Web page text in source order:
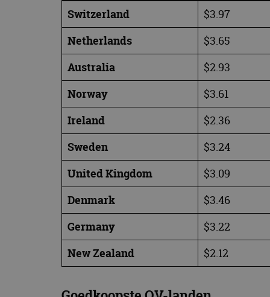
Switzerland
$3.97
Netherlands
$3.65
Australia
$2.93
Norway
$3.61
Ireland
$2.36
Sweden
$3.24
United Kingdom
$3.09
Denmark
$3.46
Germany
$3.22
New Zealand
$2.12
Naam
_ga
Naam
_fbp
Meta
_gcl_au
IDE